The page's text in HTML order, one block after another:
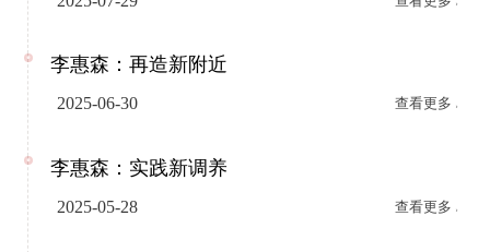
李惠森：再造新附近
2025-06-30 查看更多
李惠森：实践新调养
2025-05-28 查看更多